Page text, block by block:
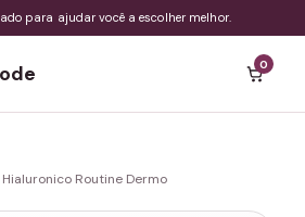
para ajudar você a escolher melhor.
0
Routine Dermo